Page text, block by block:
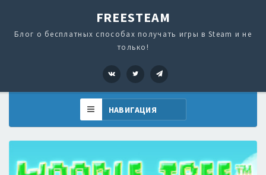
FREESTEAM
Блог о бесплатных способах получать игры в Steam и не
только!
VK Twitter